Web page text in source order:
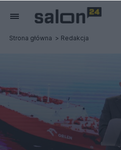
Strona główna Redakcja